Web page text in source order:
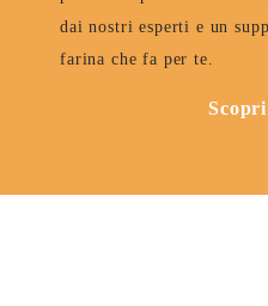
dai nostri esperti e un
farina che fa per te.
Scopri